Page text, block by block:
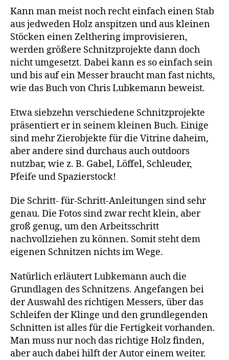
Kann man meist noch recht einfach einen Stab
aus jedweden Holz anspitzen und aus kleinen
Stöcken einen Zelthering improvisieren,
werden größere Schnitzprojekte dann doch
nicht umgesetzt. Dabei kann es so einfach sein
und bis auf ein Messer braucht man fast nichts,
wie das Buch von Chris Lubkemann beweist.
Etwa siebzehn verschiedene Schnitzprojekte
präsentiert er in seinem kleinen Buch. Einige
sind mehr Zierobjekte für die Vitrine daheim,
aber andere sind durchaus auch outdoors
nutzbar, wie z. B. Gabel, Löffel, Schleuder,
Pfeife und Spazierstock!
Die Schritt- für-Schritt-Anleitungen sind sehr
genau. Die Fotos sind zwar recht klein, aber
groß genug, um den Arbeitsschritt
nachvollziehen zu können. Somit steht dem
eigenen Schnitzen nichts im Wege.
Natürlich erläutert Lubkemann auch die
Grundlagen des Schnitzens. Angefangen bei
der Auswahl des richtigen Messers, über das
Schleifen der Klinge und den grundlegenden
Schnitten ist alles für die Fertigkeit vorhanden.
Man muss nur noch das richtige Holz finden,
aber auch dabei hilft der Autor einem weiter.